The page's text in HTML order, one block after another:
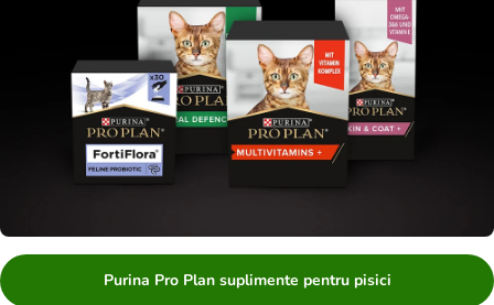
Purina Pro Plan suplimente pentru pisici